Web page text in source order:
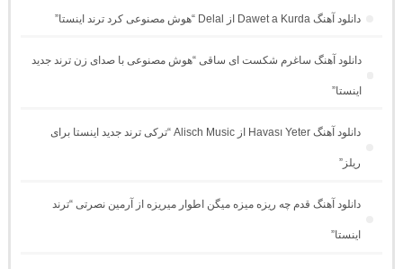
دانلود آهنگ Dawet a Kurda از Delal “هوش مصنوعی کرد ترند اینستا”
دانلود آهنگ ساغرم شکست ای ساقی “هوش مصنوعی با صدای زن ترند جدید
اینستا”
دانلود آهنگ Havası Yeter از Alisch Music “ترکی ترند جدید اینستا برای
ریلز”
دانلود آهنگ ﻗﺪم ﭼﻪ رﻳﺰه ﻣﻴﺰه ﻣﻴﮕﻦ اﻃﻮار ﻣﻴﺮﻳﺰه از آرمین نصرتی “ترند
اینستا”